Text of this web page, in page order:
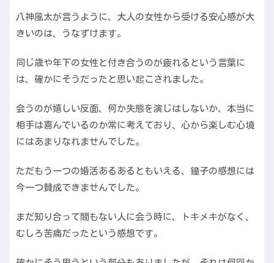
八神風太が言うように、大人の女性から受ける安心感が大
きいのは、うなずけます。
同じ歳や年下の女性と付き合うのが疲れるという言葉に
は、確かにそうだったと思い起こされました。
会うのが嬉しい反面、何か失態を演じはしないか、本当に
相手は喜んでいるのか常に考えており、心から楽しむ心境
にはあまりなれませんでした。
ただもう一つの婚活あるあるともいえる、鐘子の感想には
今一つ賛成できませんでした。
まだ知り合って間もない人に会う時に、トキメキがなく、
むしろ苦痛だったという感想です。